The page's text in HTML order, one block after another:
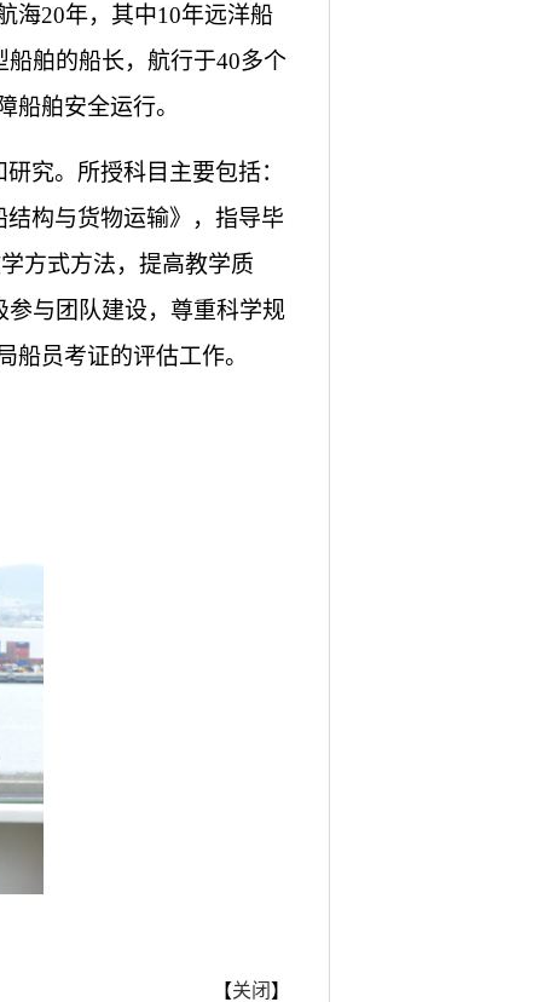
海20年，其中10年远洋船
舶的船长，航行于40多个
船舶安全运行。
究。所授科目主要包括：
结构与货物运输》，指导毕
方式方法，提高教学质
参与团队建设，尊重科学规
员考证的评估工作。
【关闭 】